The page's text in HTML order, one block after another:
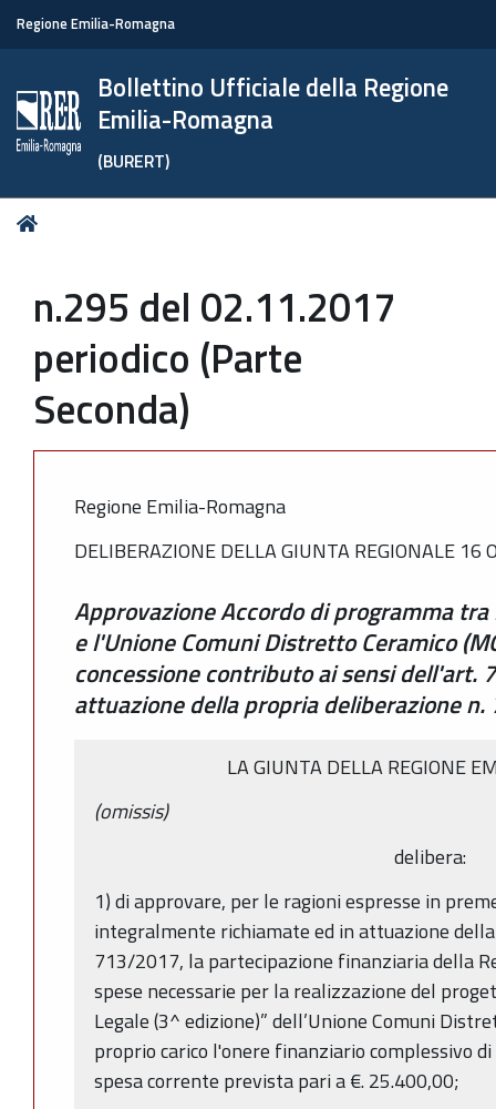
Regione Emilia-Romagna
Bollettino Ufficiale della Regione
Emilia-Romagna
(BURERT)
Tu
n.295 del 02.11.2017
periodico (Parte
Seconda)
Regione Emilia-Romagna
DELIBERAZIONE DELLA GIUNTA REGIONALE 16
Approvazione Accordo di programma
e l'Unione Comuni Distretto Ceramico
concessione contributo ai sensi dell'art.
attuazione della propria deliberazione
LA GIUNTA DELLA REGIONE
(omissis)
delibera:
1) di approvare, per le ragioni espresse in
integralmente richiamate ed in attuazione
713/2017, la partecipazione finanziaria della
spese necessarie per la realizzazione del
Legale (3^ edizione)” dell’Unione Comuni
proprio carico l'onere finanziario complessivo
spesa corrente prevista pari a €. 25.400,00;